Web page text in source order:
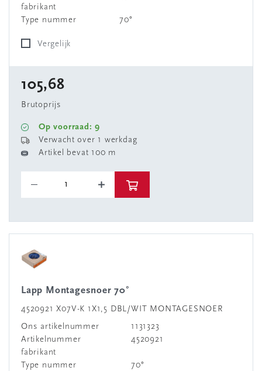
fabrikant
Type nummer 70°
Vergelijk
105,68
Brutoprijs
Op voorraad: 9
Verwacht over 1 werkdag
Artikel bevat 100 m
Lapp Montagesnoer 70°
4520921 X07V-K 1X1,5 DBL/WIT MONTAGESNOER
Ons artikelnummer
1131323
Artikelnummer
fabrikant
4520921
Type nummer 70°